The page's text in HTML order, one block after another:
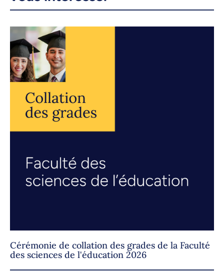
Cérémonie de collation des grades de la Faculté
des sciences de l'éducation 2026